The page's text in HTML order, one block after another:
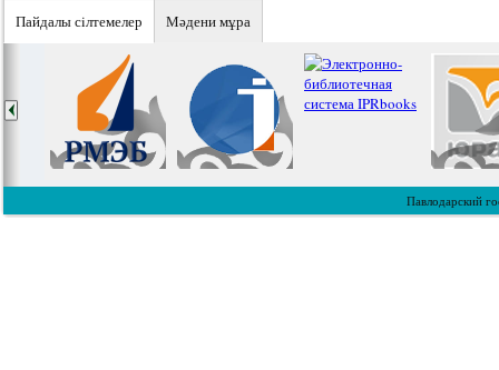
Пайдалы сiлтемелер Мәдени мұра
Павлодарский